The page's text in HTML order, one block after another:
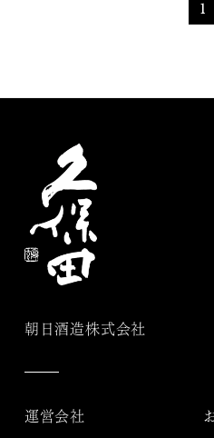
1
朝日酒造株式会社
運営会社